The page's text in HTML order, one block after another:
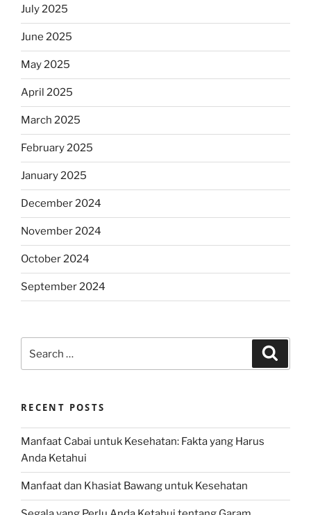
July 2025
June 2025
May 2025
April 2025
March 2025
February 2025
January 2025
December 2024
November 2024
October 2024
September 2024
for:
RECENT POSTS
Manfaat Cabai untuk Kesehatan: Fakta yang Harus
Anda Ketahui
Manfaat dan Khasiat Bawang untuk Kesehatan